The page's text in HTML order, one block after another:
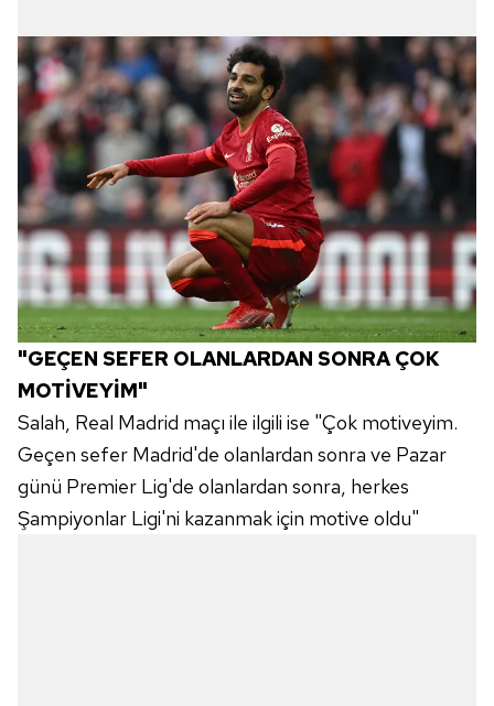
için Ayarlar butonuna tıklayabilir,
Çerez Bilgilendirme
Metnimiziziyaret edebilirsiniz.
6698 sayılı Kişisel Verilerin Korunması Kanunu uyarınca
hazırlanmış Aydınlatma Metnimizi okumak ve sitemizde
ilgili mevzuata uygun olarak kullanılan çerezlerle ilgili bilgi
almak için lütfen
tıklayınız.
"GEÇEN SEFER OLANLARDAN SONRA ÇOK
MOTİVEYİM"
Salah, Real Madrid maçı ile ilgili ise "Çok motiveyim.
Geçen sefer Madrid'de olanlardan sonra ve Pazar
günü Premier Lig'de olanlardan sonra, herkes
Şampiyonlar Ligi'ni kazanmak için motive oldu"